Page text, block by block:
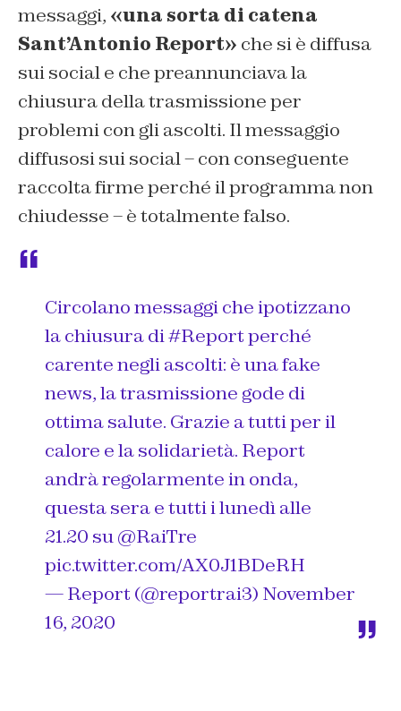
messaggi, «una sorta di catena
Sant’Antonio Report» che si è diffusa
sui social e che preannunciava la
chiusura della trasmissione per
problemi con gli ascolti. Il messaggio
diffusosi sui social – con conseguente
raccolta firme perché il programma non
chiudesse – è totalmente falso.
Circolano messaggi che ipotizzano
la chiusura di#Reportperché
carente negli ascolti: è una fake
news, la trasmissione gode di
ottima salute. Grazie a tutti per il
calore e la solidarietà. Report
andrà regolarmente in onda,
questa sera e tutti i lunedì alle
21.20 su@RaiTre
pic.twitter.com/AX0J1BDeRH
— Report (@reportrai3) November
16, 2020